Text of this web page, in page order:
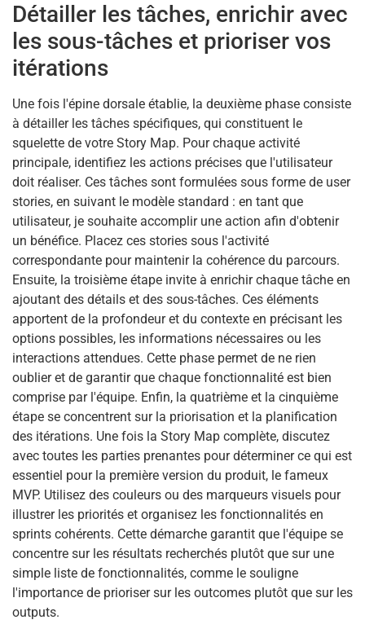
Détailler les tâches, enrichir avec
les sous-tâches et prioriser vos
itérations
Une fois l'épine dorsale établie, la deuxième phase consiste
à détailler les tâches spécifiques, qui constituent le
squelette de votre Story Map. Pour chaque activité
principale, identifiez les actions précises que l'utilisateur
doit réaliser. Ces tâches sont formulées sous forme de user
stories, en suivant le modèle standard : en tant que
utilisateur, je souhaite accomplir une action afin d'obtenir
un bénéfice. Placez ces stories sous l'activité
correspondante pour maintenir la cohérence du parcours.
Ensuite, la troisième étape invite à enrichir chaque tâche en
ajoutant des détails et des sous-tâches. Ces éléments
apportent de la profondeur et du contexte en précisant les
options possibles, les informations nécessaires ou les
interactions attendues. Cette phase permet de ne rien
oublier et de garantir que chaque fonctionnalité est bien
comprise par l'équipe. Enfin, la quatrième et la cinquième
étape se concentrent sur la priorisation et la planification
des itérations. Une fois la Story Map complète, discutez
avec toutes les parties prenantes pour déterminer ce qui est
essentiel pour la première version du produit, le fameux
MVP. Utilisez des couleurs ou des marqueurs visuels pour
illustrer les priorités et organisez les fonctionnalités en
sprints cohérents. Cette démarche garantit que l'équipe se
concentre sur les résultats recherchés plutôt que sur une
simple liste de fonctionnalités, comme le souligne
l'importance de prioriser sur les outcomes plutôt que sur les
outputs.